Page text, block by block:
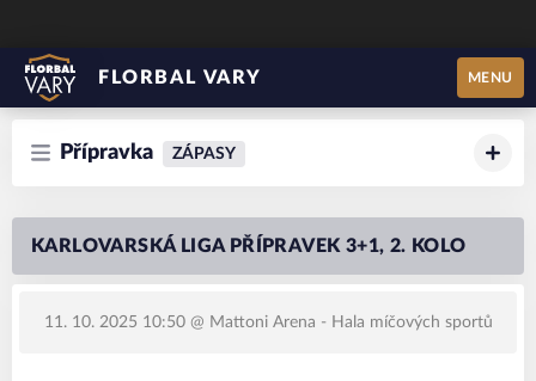
FLORBAL VARY MENU
Přípravka ZÁPASY
KARLOVARSKÁ LIGA PŘÍPRAVEK 3+1, 2. KOLO
11. 10. 2025 10:50@ Mattoni Arena - Hala míčových sportů